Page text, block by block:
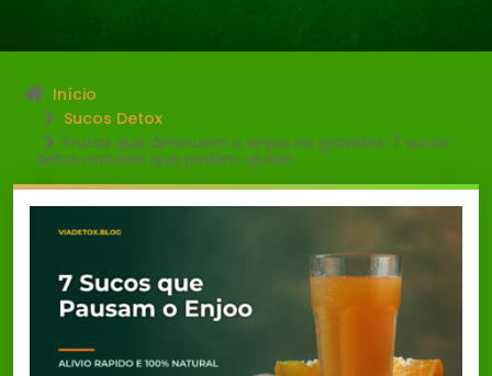
Início
Sucos Detox
Frutas que diminuem o enjoo na gravidez: 7 sucos
detox naturais que podem ajudar